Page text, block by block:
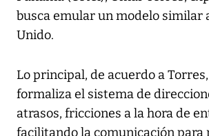
busca emular un modelo similar
Unido.
Lo principal, de acuerdo a
formaliza el sistema de
atrasos, fricciones a la hora de
facilitando la comunicación para